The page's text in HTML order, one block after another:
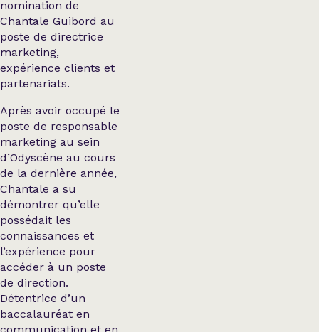
nomination de
Chantale Guibord au
poste de directrice
marketing,
expérience clients et
partenariats.
Après avoir occupé le
poste de responsable
marketing au sein
d’Odyscène au cours
de la dernière année,
Chantale a su
démontrer qu’elle
possédait les
connaissances et
l’expérience pour
accéder à un poste
de direction.
Détentrice d’un
baccalauréat en